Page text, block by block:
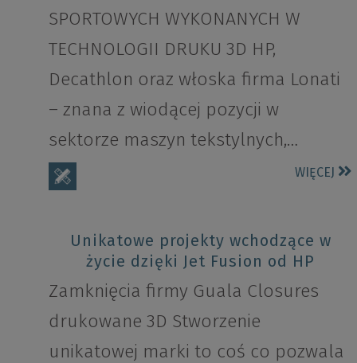
SPORTOWYCH WYKONANYCH W
TECHNOLOGII DRUKU 3D HP,
Decathlon oraz włoska firma Lonati
– znana z wiodącej pozycji w
sektorze maszyn tekstylnych,…
WIĘCEJ
Unikatowe projekty wchodzące w
życie dzięki Jet Fusion od HP
Zamknięcia firmy Guala Closures
drukowane 3D Stworzenie
unikatowej marki to coś co pozwala